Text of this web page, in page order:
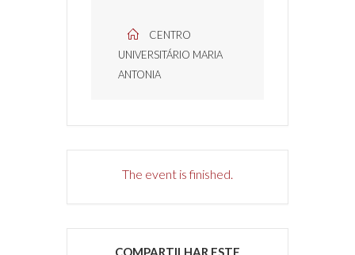
CENTRO
UNIVERSITÁRIO MARIA
ANTONIA
The event is finished.
COMPARTILHAR ESTE